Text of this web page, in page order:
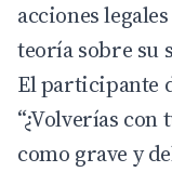
acciones
teoría sobre su
El participante
“¿Volverías
como grave y